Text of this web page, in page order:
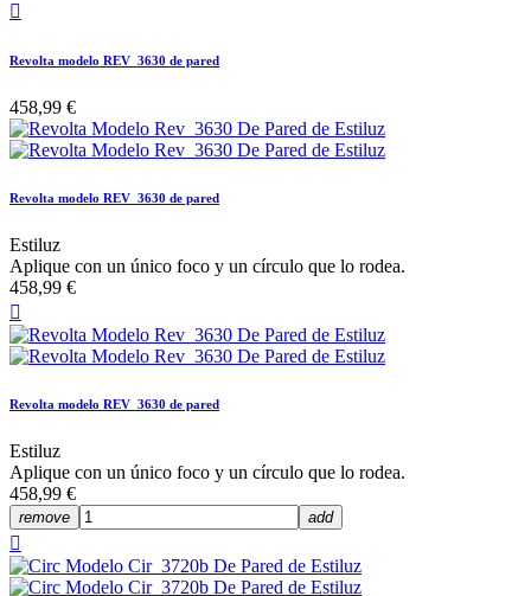

Revolta modelo REV_3630 de pared
458,99 €
Revolta modelo REV_3630 de pared
Estiluz
Aplique con un único foco y un círculo que lo rodea.
458,99 €

Revolta modelo REV_3630 de pared
Estiluz
Aplique con un único foco y un círculo que lo rodea.
458,99 €
remove add
